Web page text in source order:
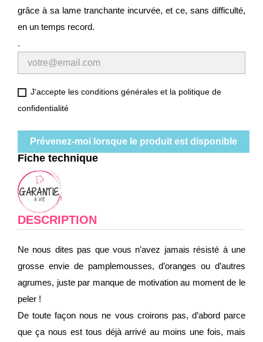
grâce à sa lame tranchante incurvée, et ce, sans difficulté,
en un temps record.
.
J'accepte les conditions générales et la politique de
confidentialité
Prévenez-moi lorsque le produit est disponible
Fiche technique
DESCRIPTION
Ne nous dites pas que vous n’avez jamais résisté à une
grosse envie de pamplemousses, d’oranges ou d’autres
agrumes, juste par manque de motivation au moment de le
peler !
De toute façon nous ne vous croirons pas, d’abord parce
que ça nous est tous déjà arrivé au moins une fois, mais